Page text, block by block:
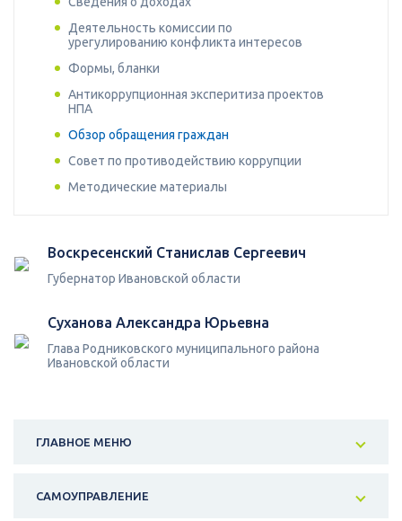
Деятельность комиссии по
урегулированию конфликта интересов
Формы, бланки
Антикоррупционная эксперитиза проектов
НПА
Обзор обращения граждан
Совет по противодействию коррупции
Методические материалы
Воскресенский Станислав Сергеевич
Губернатор Ивановской области
Суханова Александра Юрьевна
Глава Родниковского муниципального района
Ивановской области
ГЛАВНОЕ МЕНЮ
САМОУПРАВЛЕНИЕ